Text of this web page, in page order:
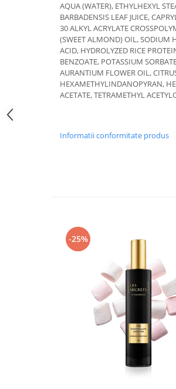
AQUA (WATER), ETHYLHEXYL
BARBADENSIS LEAF JUICE,
30 ALKYL ACRYLATE
(SWEET ALMOND) OIL, SODIUM
ACID, HYDROLYZED RICE
BENZOATE, POTASSIUM
AURANTIUM FLOWER OIL,
HEXAMETHYLINDANOPYRAN,
ACETATE, TETRAMETHYL
Informatii conformitate produs
-25%